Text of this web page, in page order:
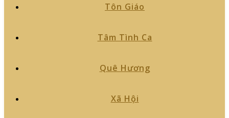
Tôn Giáo
Tâm Tình Ca
Quê Hương
Xã Hội